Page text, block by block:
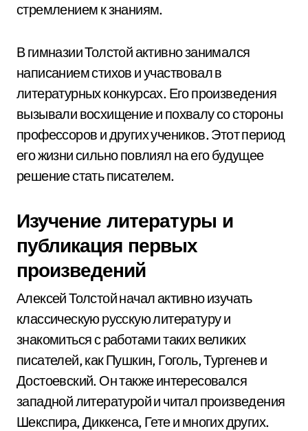
стремлением к знаниям.
В гимназии Толстой активно занимался
написанием стихов и участвовал в
литературных конкурсах. Его произведения
вызывали восхищение и похвалу со стороны
профессоров и других учеников. Этот период
его жизни сильно повлиял на его будущее
решение стать писателем.
Изучение литературы и
публикация первых
произведений
Алексей Толстой начал активно изучать
классическую русскую литературу и
знакомиться с работами таких великих
писателей, как Пушкин, Гоголь, Тургенев и
Достоевский. Он также интересовался
западной литературой и читал произведения
Шекспира, Диккенса, Гете и многих других.